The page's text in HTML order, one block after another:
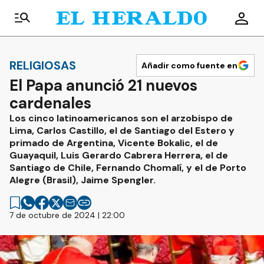
RELIGIOSAS Añadir como fuente en
El Papa anunció 21 nuevos
cardenales
Los cinco latinoamericanos son el arzobispo de
Lima, Carlos Castillo, el de Santiago del Estero y
primado de Argentina, Vicente Bokalic, el de
Guayaquil, Luis Gerardo Cabrera Herrera, el de
Santiago de Chile, Fernando Chomalí, y el de Porto
Alegre (Brasil), Jaime Spengler.
7 de octubre de 2024 | 22:00